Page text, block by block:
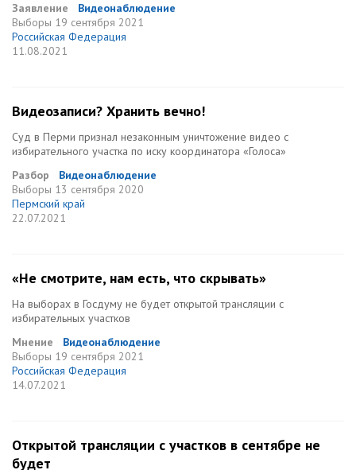
Заявление
Видеонаблюдение
Выборы 19 сентября 2021
Российская Федерация
11.08.2021
Видеозаписи? Хранить вечно!
Суд в Перми признал незаконным уничтожение видео с
избирательного участка по иску координатора «Голоса»
Разбор
Видеонаблюдение
Выборы 13 сентября 2020
Пермский край
22.07.2021
«Не смотрите, нам есть, что скрывать»
На выборах в Госдуму не будет открытой трансляции с
избирательных участков
Мнение
Видеонаблюдение
Выборы 19 сентября 2021
Российская Федерация
14.07.2021
Открытой трансляции с участков в сентябре не
будет